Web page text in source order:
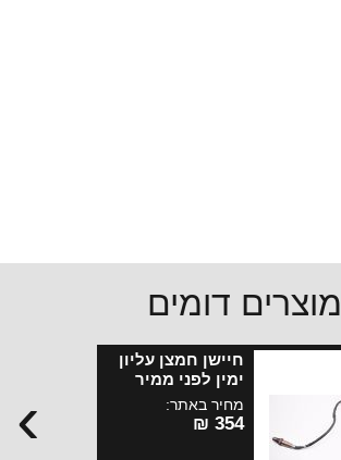
מוצרים דומים
חיישן חמצן עליון
ימין לפני ממיר
ג.צירוקי WK2
מנועי 3.0 ליטר דיזל
מחיר באתר:
354 ₪
›